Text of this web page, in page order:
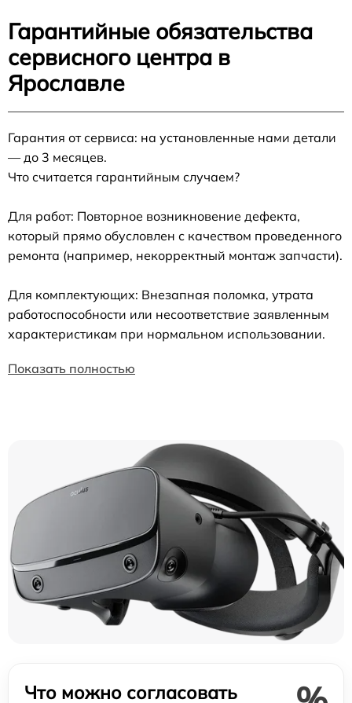
Гарантийные обязательства
сервисного центра в
Ярославле
Гарантия от сервиса: на установленные нами детали
— до 3 месяцев.
Что считается гарантийным случаем?
Для работ: Повторное возникновение дефекта,
который прямо обусловлен с качеством проведенного
ремонта (например, некорректный монтаж запчасти).
Для комплектующих: Внезапная поломка, утрата
работоспособности или несоответствие заявленным
характеристикам при нормальном использовании.
Показать полностью
Что можно согласовать